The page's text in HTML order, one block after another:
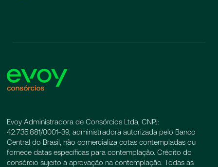
Evoy Administradora de Consórcios Ltda, CNPJ:
42.735.881/0001-39, administradora autorizada pelo Banco
Central do Brasil, não comercializa cotas contempladas ou
fornece datas específicas para contemplação. Crédito do
consórcio sujeito à aprovação na contemplação. Todas as